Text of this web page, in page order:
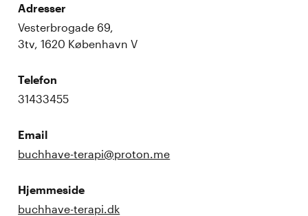
Adresser
Vesterbrogade 69,
3tv, 1620 København V
Telefon
31433455
Email
buchhave-terapi@proton.me
Hjemmeside
buchhave-terapi.dk